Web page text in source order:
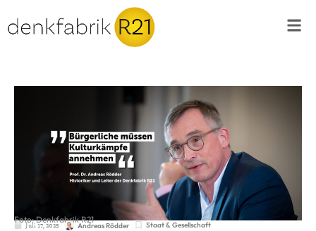
Foto: Denkfabrik R21
Juli 17, 2025 Andreas Rödder Staat & Gesellschaft